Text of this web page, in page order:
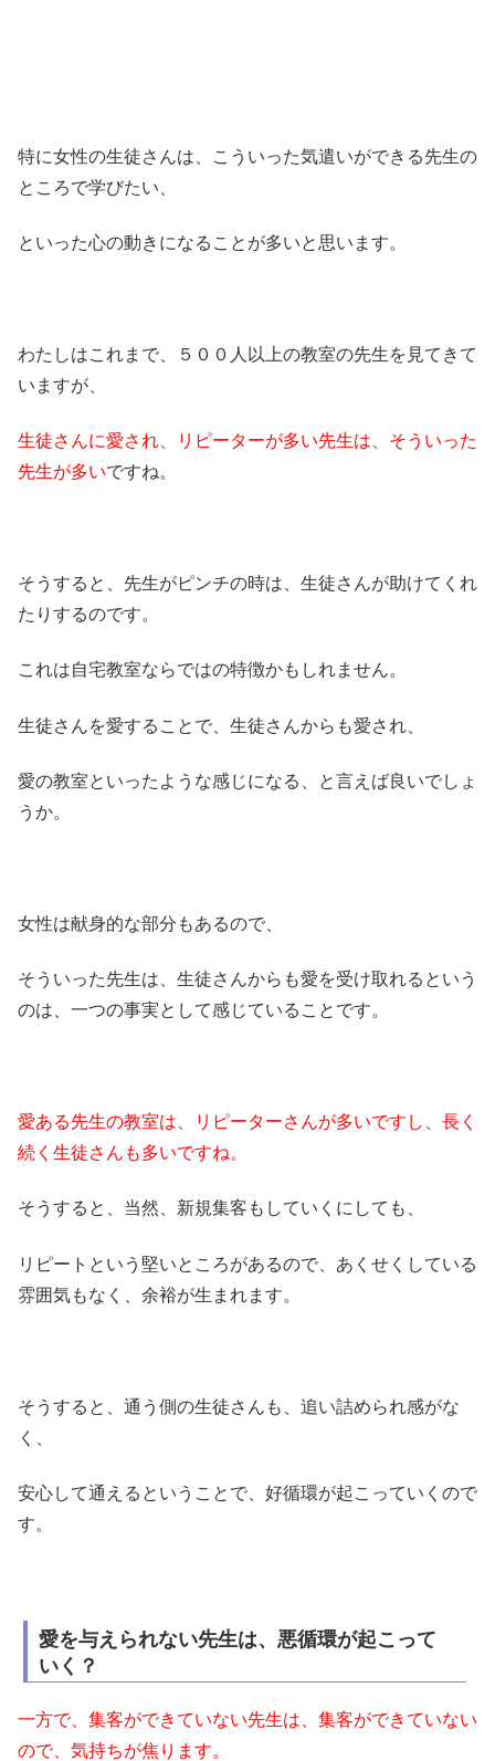
特に女性の生徒さんは、こういった気遣いができる先生の
ところで学びたい、
といった心の動きになることが多いと思います。
わたしはこれまで、５００人以上の教室の先生を見てきて
いますが、
生徒さんに愛され、リピーターが多い先生は、そういった
先生が多いですね。
そうすると、先生がピンチの時は、生徒さんが助けてくれ
たりするのです。
これは自宅教室ならではの特徴かもしれません。
生徒さんを愛することで、生徒さんからも愛され、
愛の教室といったような感じになる、と言えば良いでしょ
うか。
女性は献身的な部分もあるので、
そういった先生は、生徒さんからも愛を受け取れるという
のは、一つの事実として感じていることです。
愛ある先生の教室は、リピーターさんが多いですし、長く
続く生徒さんも多いですね。
そうすると、当然、新規集客もしていくにしても、
リピートという堅いところがあるので、あくせくしている
雰囲気もなく、余裕が生まれます。
そうすると、通う側の生徒さんも、追い詰められ感がな
く、
安心して通えるということで、好循環が起こっていくので
す。
愛を与えられない先生は、悪循環が起こって
いく？
一方で、集客ができていない先生は、集客ができていない
ので、気持ちが焦ります。